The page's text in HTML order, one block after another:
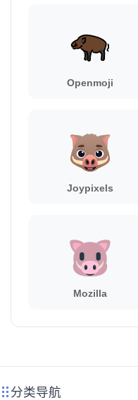
Openmoji
Joypixels
Mozilla
分类导航